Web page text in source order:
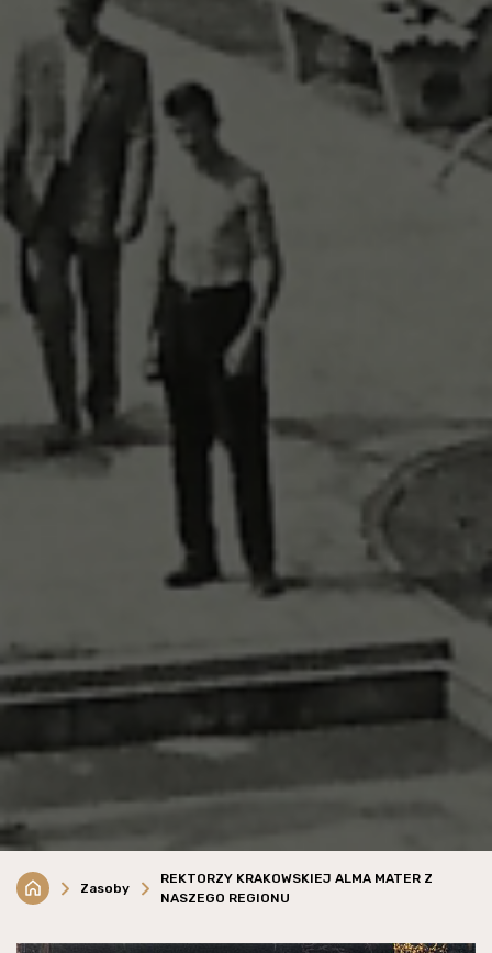
Zasoby
REKTORZY KRAKOWSKIEJ ALMA MATER Z
NASZEGO REGIONU